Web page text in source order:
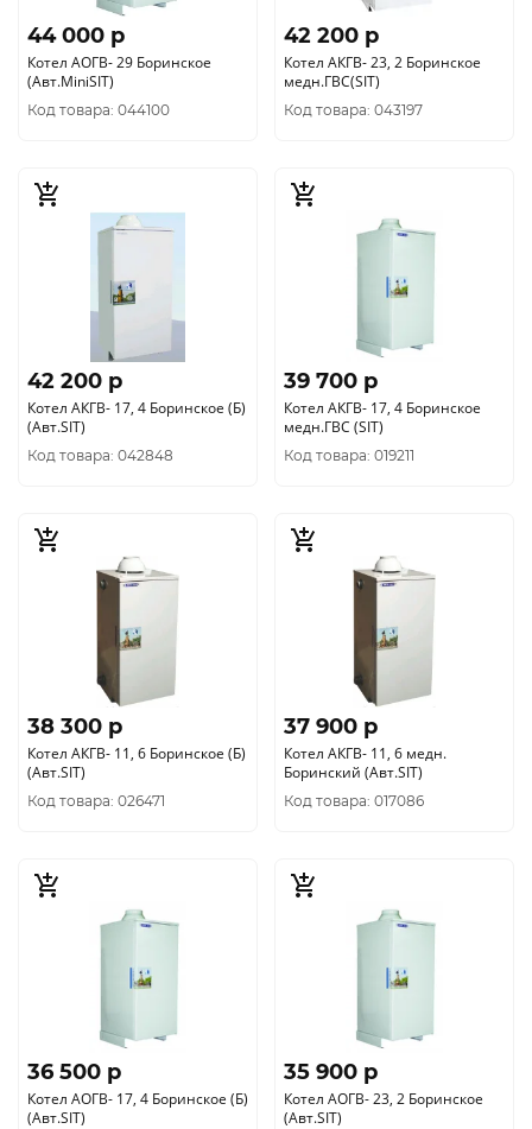
44 000 p
Котел АОГВ- 29 Боринское
(Авт.MiniSIT)
Код товара: 044100
42 200 p
Котел АКГВ- 23, 2 Боринское
медн.ГВС(SIT)
Код товара: 043197
42 200 p
Котел АКГВ- 17, 4 Боринское (Б)
(Авт.SIT)
Код товара: 042848
39 700 p
Котел АКГВ- 17, 4 Боринское
медн.ГВС (SIT)
Код товара: 019211
38 300 p
Котел АКГВ- 11, 6 Боринское (Б)
(Авт.SIT)
Код товара: 026471
37 900 p
Котел АКГВ- 11, 6 медн.
Боринский (Авт.SIT)
Код товара: 017086
36 500 p
Котел АОГВ- 17, 4 Боринское (Б)
(Авт.SIT)
35 900 p
Котел АОГВ- 23, 2 Боринское
(Авт.SIT)